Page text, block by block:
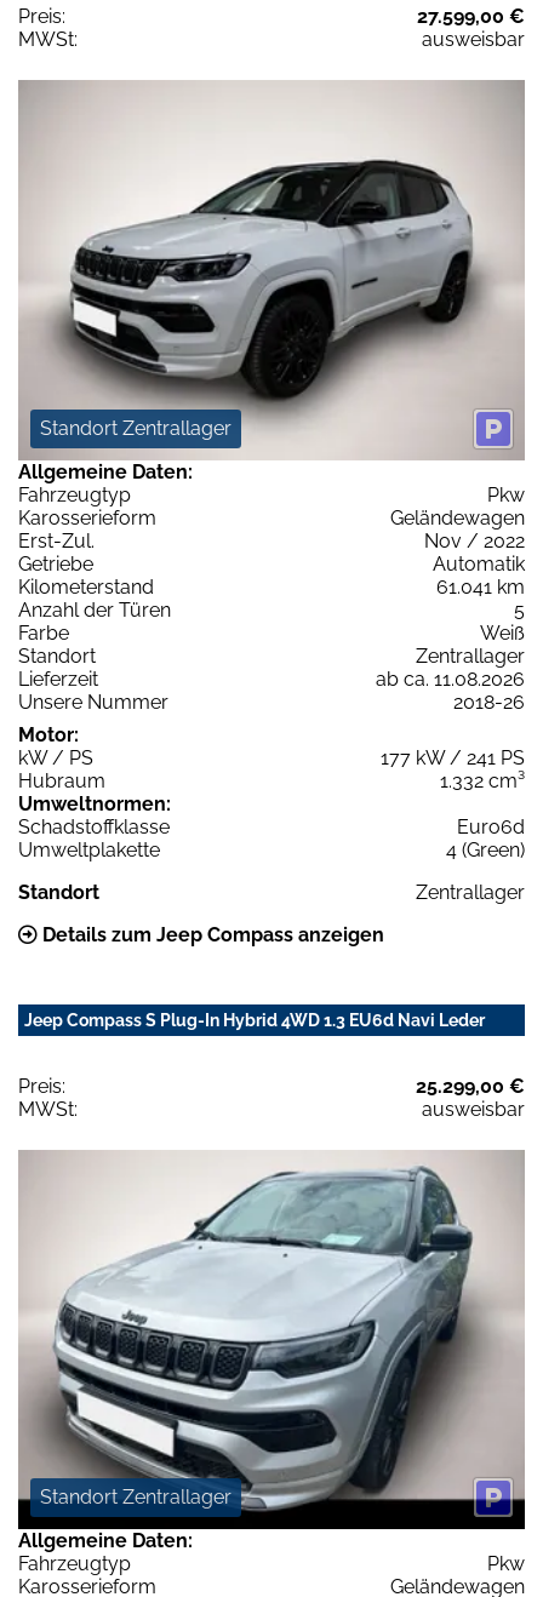
Preis:
27.599,00 €
MWSt:
ausweisbar
Standort Zentrallager
Allgemeine Daten:
Fahrzeugtyp
Pkw
Karosserieform
Geländewagen
Erst-Zul.
Nov / 2022
Getriebe
Automatik
Kilometerstand
61.041 km
Anzahl der Türen
5
Farbe
Weiß
Standort
Zentrallager
Lieferzeit
ab ca. 11.08.2026
Unsere Nummer
2018-26
Motor:
kW / PS
177 kW / 241 PS
Hubraum
1.332 cm³
Umweltnormen:
Schadstoffklasse
Euro6d
Umweltplakette
4 (Green)
Standort
Zentrallager
Details zum Jeep Compass anzeigen
Jeep Compass S Plug-In Hybrid 4WD 1.3 EU6d Navi Leder
Preis:
25.299,00 €
MWSt:
ausweisbar
Standort Zentrallager
Allgemeine Daten:
Fahrzeugtyp
Pkw
Karosserieform
Geländewagen